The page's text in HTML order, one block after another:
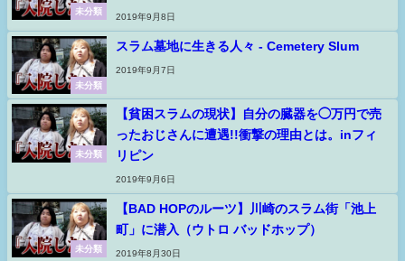
未分類
2019年9月8日
未分類
スラム墓地に生きる人々 - Cemetery Slum
2019年9月7日
未分類
【貧困スラムの現状】自分の臓器を◯万円で売
ったおじさんに遭遇!!衝撃の理由とは。inフィ
リピン
2019年9月6日
未分類
【BAD HOPのルーツ】川崎のスラム街「池上
町」に潜入（ウトロ バッドホップ）
2019年8月30日